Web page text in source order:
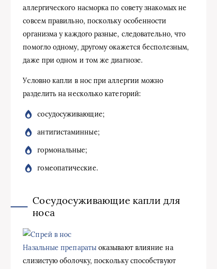
аллергического насморка по совету знакомых не
совсем правильно, поскольку особенности
организма у каждого разные, следовательно, что
помогло одному, другому окажется бесполезным,
даже при одном и том же диагнозе.
Условно капли в нос при аллергии можно
разделить на несколько категорий:
сосудосуживающие;
антигистаминные;
гормональные;
гомеопатические.
Сосудосуживающие капли для
носа
Назальные препаратыоказывают влияние на
слизистую оболочку, поскольку способствуют